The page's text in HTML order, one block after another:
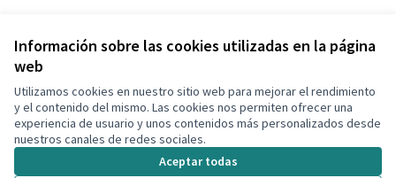
Información sobre las cookies utilizadas en la página
web
Utilizamos cookies en nuestro sitio web para mejorar el rendimiento
y el contenido del mismo. Las cookies nos permiten ofrecer una
experiencia de usuario y unos contenidos más personalizados desde
nuestros canales de redes sociales.
Aceptar todas
Ver todas las propuestas retiradas
Términos y condiciones de uso
Configuración de cookies
Decidim Calafell en X
(Enlace externo)
Decidim Calafell en Facebook
Decidim Calafell en YouTube
Decidim Calafell en GitHub
(Enlace externo)